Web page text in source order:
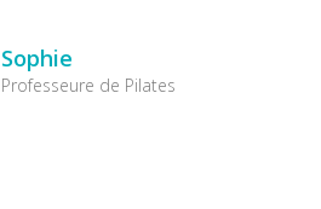
Sophie
Professeure de Pilates